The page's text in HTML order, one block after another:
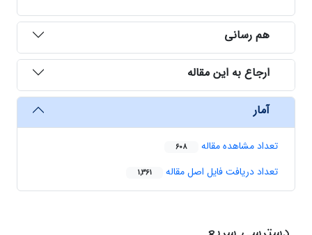
هم رسانی
ارجاع به این مقاله
آمار
تعداد مشاهده مقاله 608
تعداد دریافت فایل اصل مقاله 1,361